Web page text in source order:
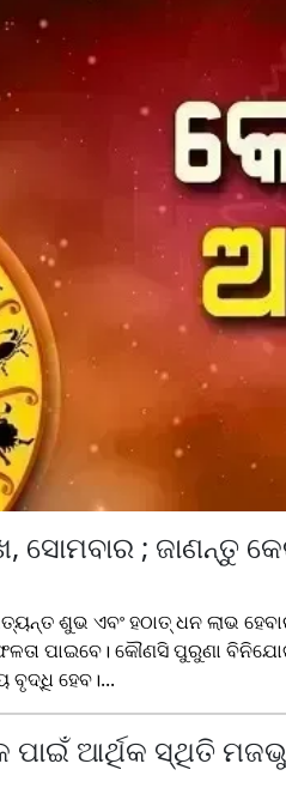
ସୋମବାର ; ଜାଣନ୍ତୁ
ଶୁଭ ଏବଂ ହଠାତ୍ ଧନ ଲାଭ
ପାଇବେ। କୌଣସି ପୁରୁଣା
ହେବ।...
ପାଇଁ ଆର୍ଥିକ ସ୍ଥିତି